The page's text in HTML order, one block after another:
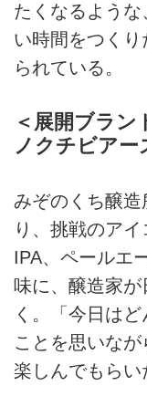
たくなるよう
い時間をつく
られている。
＜展開ブラン
ノクチビアー
みぞのくち醸
り、挑戦のアイ
IPA、ペールエ
味に、醸造家
く。「今日は
ことを思いな
楽しんでもらい